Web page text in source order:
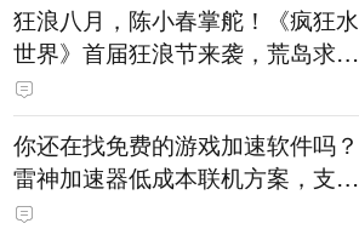
狂浪八月，陈小春掌舵！《疯狂水
世界》首届狂浪节来袭，荒岛求生
直播即将开启
你还在找免费的游戏加速软件吗？
雷神加速器低成本联机方案，支持
免费试用